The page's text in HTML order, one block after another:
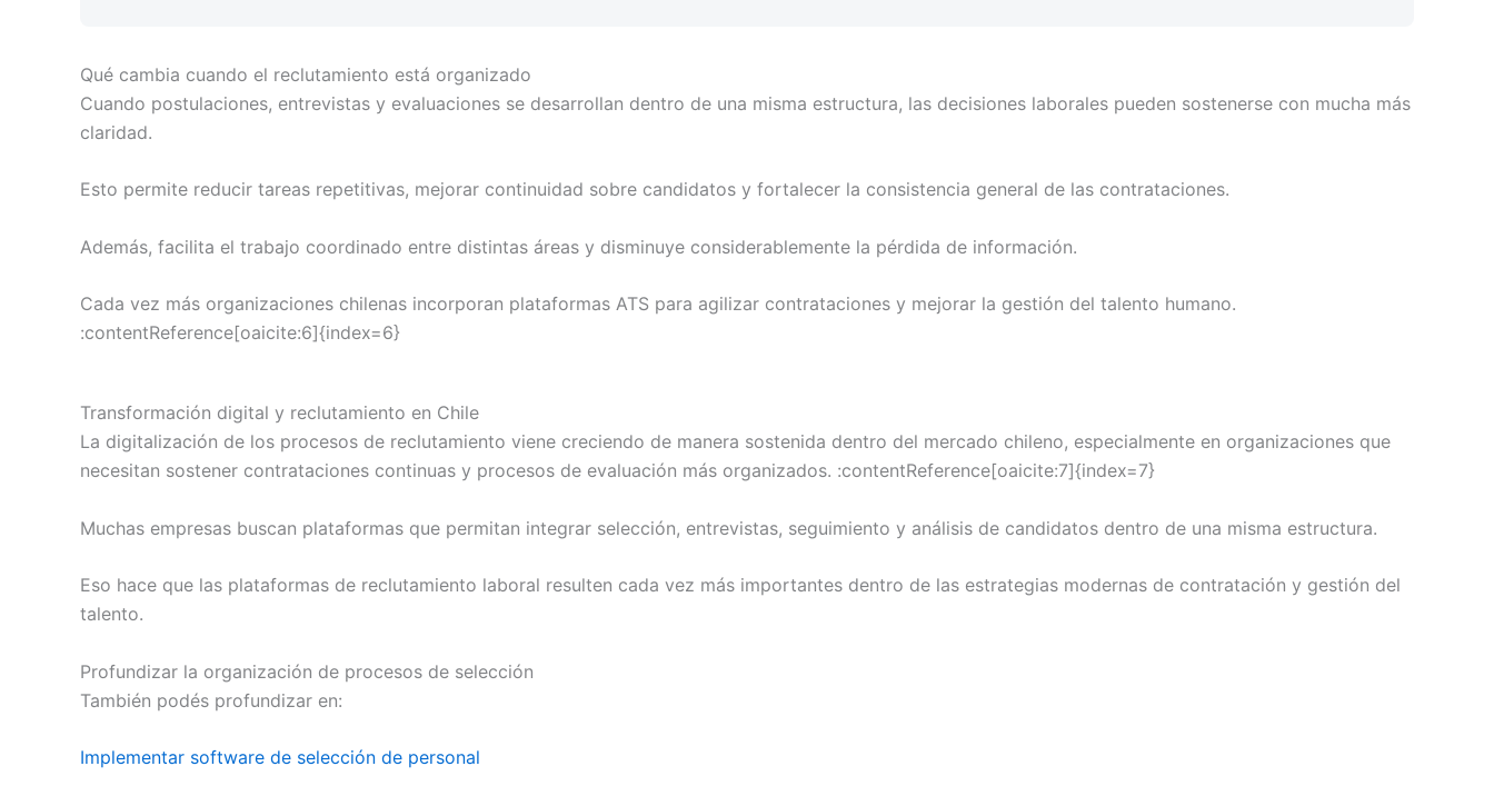
Qué cambia cuando el reclutamiento está organizado
Cuando postulaciones, entrevistas y evaluaciones se desarrollan dentro de una misma estructura, las decisiones laborales pueden sostenerse con mucha más
claridad.
Esto permite reducir tareas repetitivas, mejorar continuidad sobre candidatos y fortalecer la consistencia general de las contrataciones.
Además, facilita el trabajo coordinado entre distintas áreas y disminuye considerablemente la pérdida de información.
Cada vez más organizaciones chilenas incorporan plataformas ATS para agilizar contrataciones y mejorar la gestión del talento humano.
:contentReference[oaicite:6]{index=6}
Transformación digital y reclutamiento en Chile
La digitalización de los procesos de reclutamiento viene creciendo de manera sostenida dentro del mercado chileno, especialmente en organizaciones que
necesitan sostener contrataciones continuas y procesos de evaluación más organizados. :contentReference[oaicite:7]{index=7}
Muchas empresas buscan plataformas que permitan integrar selección, entrevistas, seguimiento y análisis de candidatos dentro de una misma estructura.
Eso hace que las plataformas de reclutamiento laboral resulten cada vez más importantes dentro de las estrategias modernas de contratación y gestión del
talento.
Profundizar la organización de procesos de selección
También podés profundizar en:
Implementar software de selección de personal